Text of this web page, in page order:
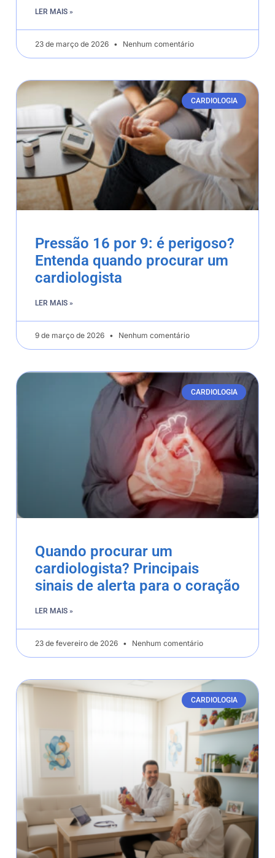
LER MAIS »
23 de março de 2026 Nenhum comentário
CARDIOLOGIA
Pressão 16 por 9: é perigoso?
Entenda quando procurar um
cardiologista
LER MAIS »
9 de março de 2026 Nenhum comentário
CARDIOLOGIA
Quando procurar um
cardiologista? Principais
sinais de alerta para o coração
LER MAIS »
23 de fevereiro de 2026 Nenhum comentário
CARDIOLOGIA